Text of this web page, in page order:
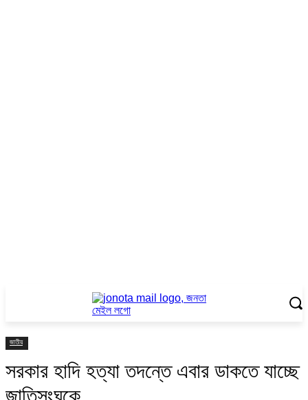
জাতীয়
সরকার হাদি হত্যা তদন্তে এবার ডাকতে যাচ্ছে